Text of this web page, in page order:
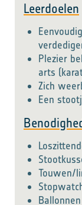
Leerdoelen
Plezier
arts
Zich
Een
Touwen/
Ballonnen